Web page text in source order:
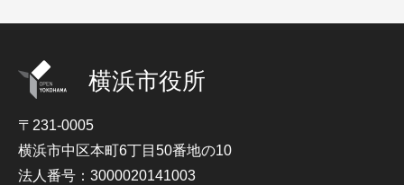
横浜市役所
〒231-0005
横浜市中区本町6丁目50番地の10
法人番号：3000020141003